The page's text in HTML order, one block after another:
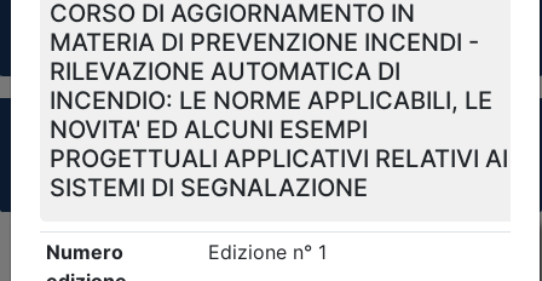
Il portale della formazione per Ordini e
Collegi Professionali
Clicca qui - espandi la sezione dei filtri ricerca
eventi
Criteri di ricerca applicati: